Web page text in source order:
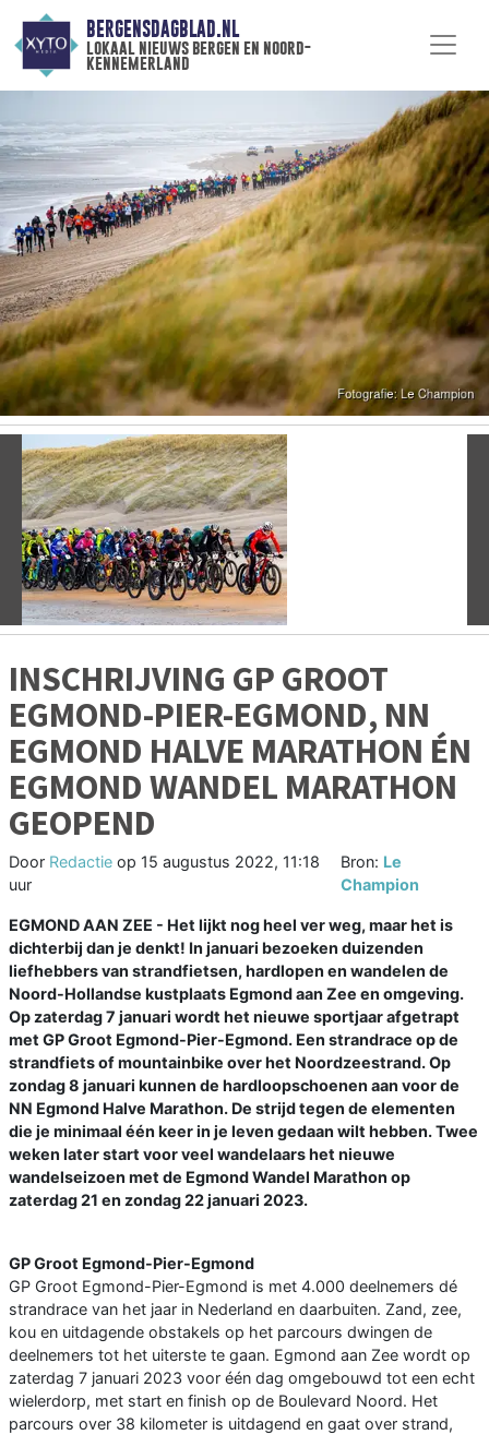
BERGENSDAGBLAD.NL
lokaal nieuws bergen en noord-
kennemerland
Vorige
INSCHRIJVING GP GROOT
EGMOND-PIER-EGMOND, NN
EGMOND HALVE MARATHON ÉN
EGMOND WANDEL MARATHON
GEOPEND
Door Redactie op 15 augustus 2022, 11:18
uur
Bron: Le
Champion
EGMOND AAN ZEE - Het lijkt nog heel ver weg, maar het is
dichterbij dan je denkt! In januari bezoeken duizenden
liefhebbers van strandfietsen, hardlopen en wandelen de
Noord-Hollandse kustplaats Egmond aan Zee en omgeving.
Op zaterdag 7 januari wordt het nieuwe sportjaar afgetrapt
met GP Groot Egmond-Pier-Egmond. Een strandrace op de
strandfiets of mountainbike over het Noordzeestrand. Op
zondag 8 januari kunnen de hardloopschoenen aan voor de
NN Egmond Halve Marathon. De strijd tegen de elementen
die je minimaal één keer in je leven gedaan wilt hebben. Twee
weken later start voor veel wandelaars het nieuwe
wandelseizoen met de Egmond Wandel Marathon op
zaterdag 21 en zondag 22 januari 2023.
GP Groot Egmond-Pier-Egmond
GP Groot Egmond-Pier-Egmond is met 4.000 deelnemers dé
strandrace van het jaar in Nederland en daarbuiten. Zand, zee,
kou en uitdagende obstakels op het parcours dwingen de
deelnemers tot het uiterste te gaan. Egmond aan Zee wordt op
zaterdag 7 januari 2023 voor één dag omgebouwd tot een echt
wielerdorp, met start en finish op de Boulevard Noord. Het
parcours over 38 kilometer is uitdagend en gaat over strand,